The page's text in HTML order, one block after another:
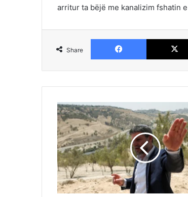
arritur ta bëjë me kanalizim fshatin
Share
Facebook